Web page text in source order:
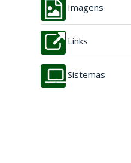
Imagens
Links
Sistemas